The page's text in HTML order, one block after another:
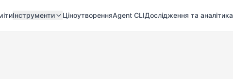
Інструменти ЦіноутворенняAgent CLIДослідження та аналітика